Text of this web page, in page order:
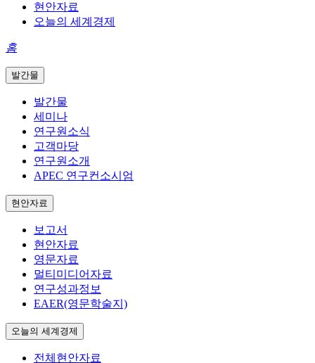
현안자료
오늘의 세계경제
홈
발간물
발간물
세미나
연구원소식
고객마당
연구원소개
APEC 연구컨소시엄
현안자료
보고서
현안자료
영문자료
멀티미디어자료
연구성과정보
EAER(영문학술지)
오늘의 세계경제
전체현안자료